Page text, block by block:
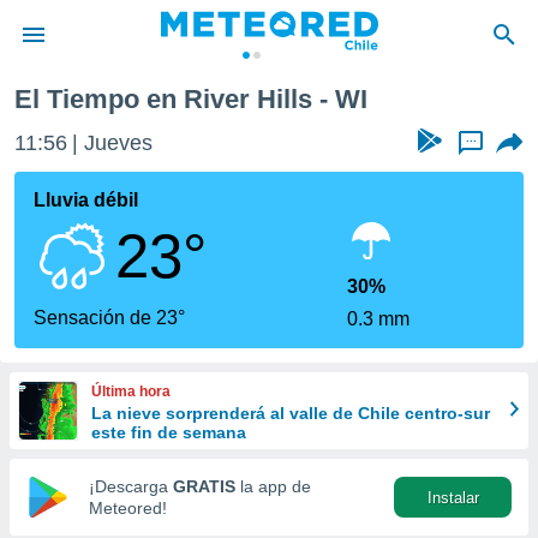
de
por
se
calidad.
a este
las
y
forma
digital
basada
El Tiempo en River Hills - WI
11:56 Jueves ...
Lluvia débil
23°
Sensación de 23°
30%
0.3 mm
Última hora
La nieve sorprenderá al valle de Chile centro-sur
este fin de semana
¡Descarga GRATIS la app de
Meteored!
Instalar